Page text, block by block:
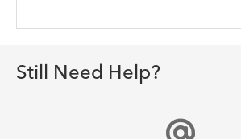
Still Need Help?